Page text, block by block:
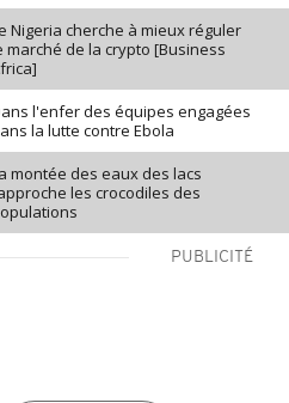
Nigeria cherche à mieux réguler
marché de la crypto [Business
l'enfer des équipes engagées
la lutte contre Ebola
montée des eaux des lacs
les crocodiles des
PUBLICITÉ